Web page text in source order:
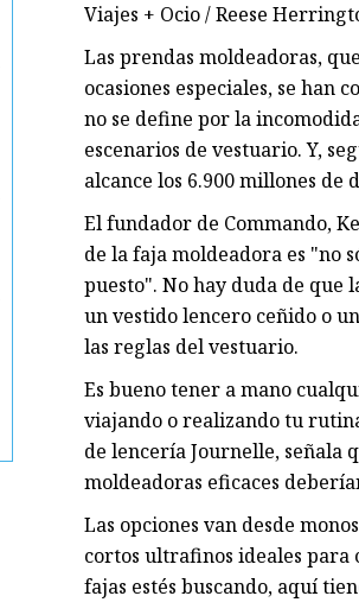
Viajes + Ocio / Reese
Las prendas moldeadoras,
ocasiones especiales, se han
no se define por la
escenarios de vestuario. Y,
alcance los 6.900 millones de
El fundador de Commando,
de la faja moldeadora es "no
puesto". No hay duda de que
un vestido lencero ceñido o
las reglas del vestuario.
Es bueno tener a mano
viajando o realizando tu
de lencería Journelle, señala
moldeadoras eficaces
Las opciones van desde
cortos ultrafinos ideales para
fajas estés buscando, aquí